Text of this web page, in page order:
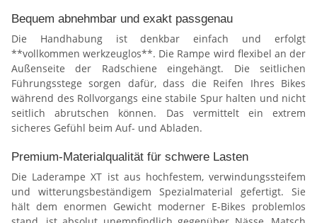
Bequem abnehmbar und exakt passgenau
Die Handhabung ist denkbar einfach und erfolgt
**vollkommen werkzeuglos**. Die Rampe wird flexibel an der
Außenseite der Radschiene eingehängt. Die seitlichen
Führungsstege sorgen dafür, dass die Reifen Ihres Bikes
während des Rollvorgangs eine stabile Spur halten und nicht
seitlich abrutschen können. Das vermittelt ein extrem
sicheres Gefühl beim Auf- und Abladen.
Premium-Materialqualität für schwere Lasten
Die Laderampe XT ist aus hochfestem, verwindungssteifem
und witterungsbeständigem Spezialmaterial gefertigt. Sie
hält dem enormen Gewicht moderner E-Bikes problemlos